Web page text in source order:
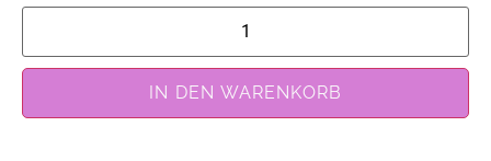
IN DEN WARENKORB